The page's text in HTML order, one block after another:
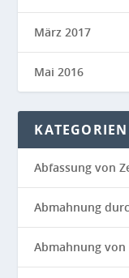
März 2017
Mai 2016
KATEGORIEN
Abfassung von
Abmahnung
Abmahnung von